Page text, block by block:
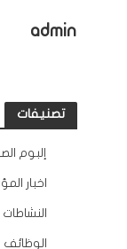
admin
تصنيفات
إلبوم
اخبار
النشاطات
الوظائف